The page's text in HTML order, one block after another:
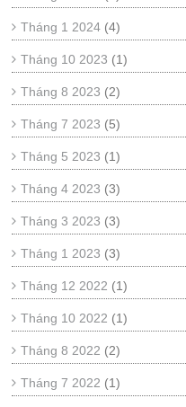
Tháng 1 2024 (4)
Tháng 10 2023 (1)
Tháng 8 2023 (2)
Tháng 7 2023 (5)
Tháng 5 2023 (1)
Tháng 4 2023 (3)
Tháng 3 2023 (3)
Tháng 1 2023 (3)
Tháng 12 2022 (1)
Tháng 10 2022 (1)
Tháng 8 2022 (2)
Tháng 7 2022 (1)